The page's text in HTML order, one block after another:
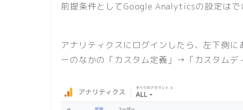
前提条件としてGoogle Analyticsの設定はで
アナリティクスにログインしたら、左下側
ーのなかの「カスタム定義」→「カスタムデ